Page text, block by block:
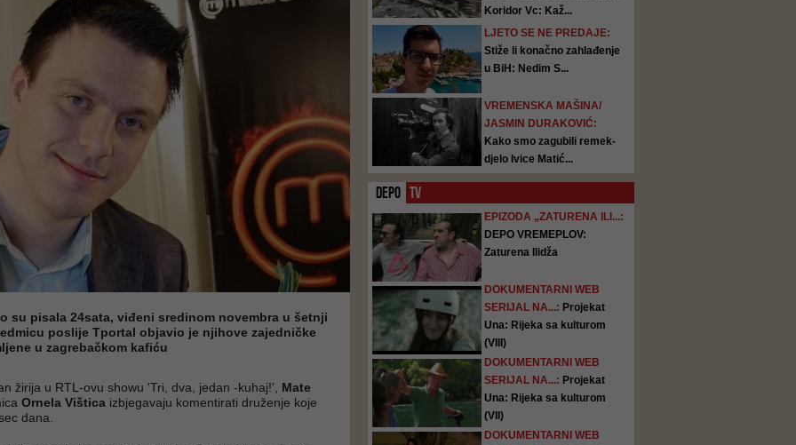
su pisala 24sata, viđeni sredinom novembra u šetnji
poslije Tportal objavio je njihove zajedničke
u zagrebačkom kafiću
žirija u RTL-ovu showu 'Tri, dva, jedan -kuhaj!', Mate
Ornela Vištica izbjegavaju komentirati druženje koje
dana.
Koridor Vc: Kaž...
LJETO SE NE PREDAJE:
Stiže li konačno zahlađenje
u BiH: Nedim S...
VREMENSKA MAŠINA/
JASMIN DURAKOVIĆ:
Kako smo zagubili remek-
djelo Ivice Matić...
DEPO TV
EPIZODA „ZATURENA ILI...:
DEPO VREMEPLOV:
Zaturena Ilidža
DOKUMENTARNI WEB
SERIJAL NA...: Projekat
Una: Rijeka sa kulturom
(VIII)
DOKUMENTARNI WEB
SERIJAL NA...: Projekat
Una: Rijeka sa kulturom
(VII)
DOKUMENTARNI WEB